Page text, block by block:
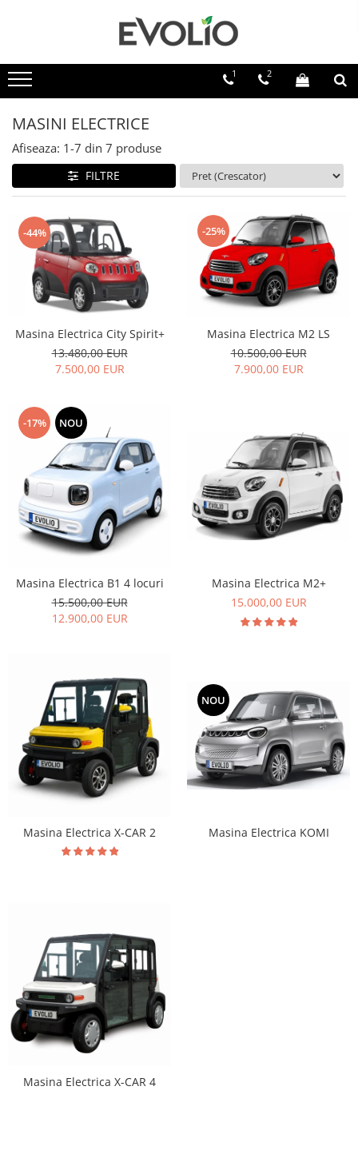
1 2
MASINI ELECTRICE
Afiseaza: 1-7 din 7 produse
FILTRE
-44%
Masina Electrica City Spirit+
13.480,00 EUR
7.500,00 EUR
-25%
Masina Electrica M2 LS
10.500,00 EUR
7.900,00 EUR
-17% NOU
Masina Electrica B1 4 locuri
15.500,00 EUR
12.900,00 EUR
Masina Electrica M2+
15.000,00 EUR
Masina Electrica X-CAR 2
NOU
Masina Electrica KOMI
Masina Electrica X-CAR 4